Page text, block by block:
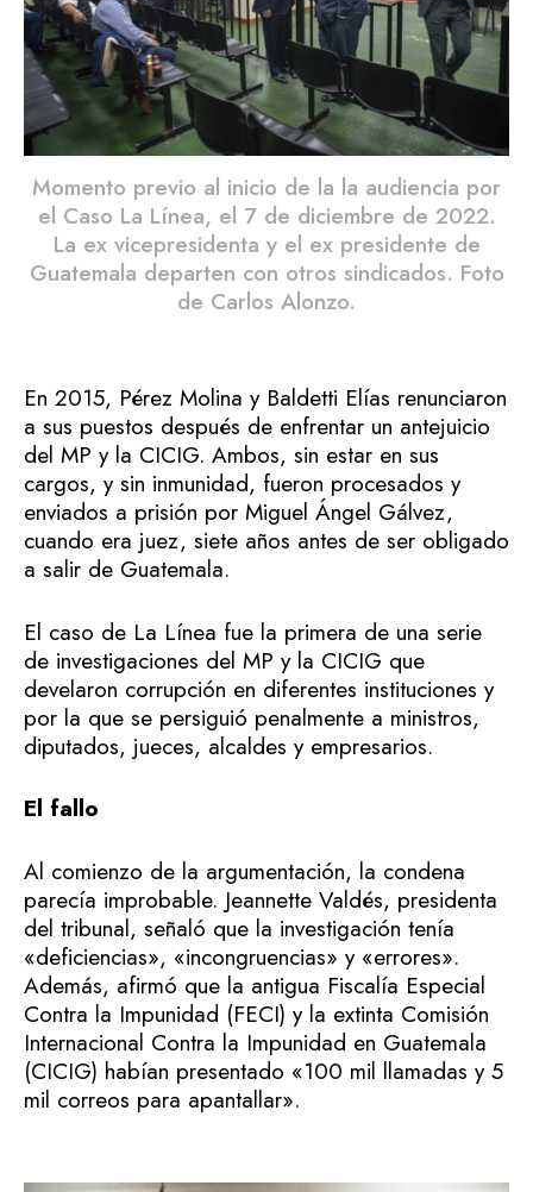
Momento previo al inicio de la la audiencia por
el Caso La Línea, el 7 de diciembre de 2022.
La ex vicepresidenta y el ex presidente de
Guatemala departen con otros sindicados. Foto
de Carlos Alonzo.
En 2015, Pérez Molina y Baldetti Elías renunciaron
a sus puestos después de enfrentar un antejuicio
del MP y la CICIG. Ambos, sin estar en sus
cargos, y sin inmunidad, fueron procesados y
enviados a prisión por Miguel Ángel Gálvez,
cuando era juez, siete años antes de ser obligado
a salir de Guatemala.
El caso de La Línea fue la primera de una serie
de investigaciones del MP y la CICIG que
develaron corrupción en diferentes instituciones y
por la que se persiguió penalmente a ministros,
diputados, jueces, alcaldes y empresarios.
El fallo
Al comienzo de la argumentación, la condena
parecía improbable. Jeannette Valdés, presidenta
del tribunal, señaló que la investigación tenía
«deficiencias», «incongruencias» y «errores».
Además, afirmó que la antigua Fiscalía Especial
Contra la Impunidad (FECI) y la extinta Comisión
Internacional Contra la Impunidad en Guatemala
(CICIG) habían presentado «100 mil llamadas y 5
mil correos para apantallar».